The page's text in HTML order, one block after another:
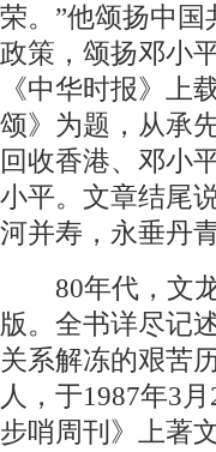
荣。”他颂扬中
政策，颂扬邓小
《中华时报》
颂》为题，从承
回收香港、邓小
小平。文章结尾
河并寿，永垂丹
80年代，文龙
版。全书详尽记
关系解冻的艰苦
人，于1987年3
步哨周刊》上著